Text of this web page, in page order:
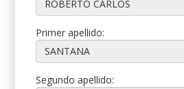
Primer apellido:
Segundo apellido: